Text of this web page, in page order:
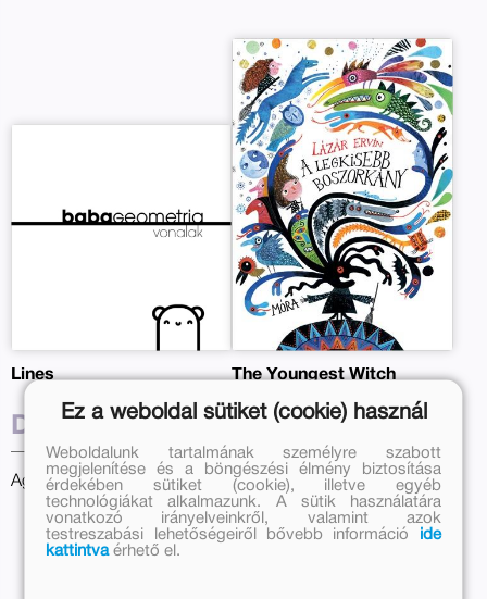
Lines
Diána Nagy
Age group:
The Youngest Witch
Ervin Lázár
Age group: 7-9
Ez a weboldal sütiket (cookie) használ
Weboldalunk tartalmának személyre szabott
megjelenítése és a böngészési élmény biztosítása
érdekében sütiket (cookie), illetve egyéb
technológiákat alkalmazunk. A sütik használatára
vonatkozó irányelveinkről, valamint azok
testreszabási lehetőségeiről bővebb információ
ide
kattintvaérhető el.